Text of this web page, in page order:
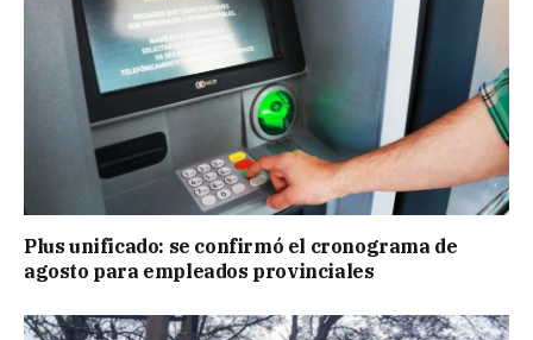
Plus unificado: se confirmó el cronograma de
agosto para empleados provinciales